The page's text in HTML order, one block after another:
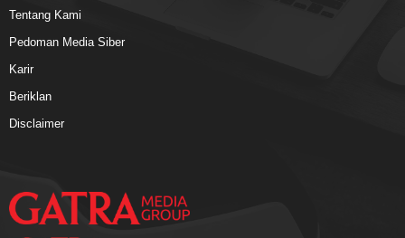
Tentang Kami
Pedoman Media Siber
Karir
Beriklan
Disclaimer